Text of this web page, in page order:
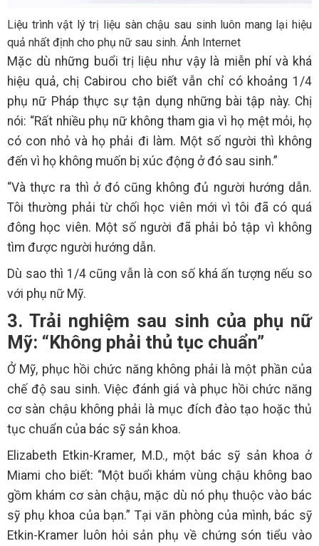
Liệu trình vật lý trị liệu sàn chậu sau sinh luôn mang lại hiệu
quả nhất định cho phụ nữ sau sinh. Ảnh Internet
Mặc dù những buổi trị liệu như vậy là miễn phí và khá
hiệu quả, chị Cabirou cho biết vẫn chỉ có khoảng 1/4
phụ nữ Pháp thực sự tận dụng những bài tập này. Chị
nói: “Rất nhiều phụ nữ không tham gia vì họ mệt mỏi, họ
có con nhỏ và họ phải đi làm. Một số người thì không
đến vì họ không muốn bị xúc động ở đó sau sinh.”
“Và thực ra thì ở đó cũng không đủ người hướng dẫn.
Tôi thường phải từ chối học viên mới vì tôi đã có quá
đông học viên. Một số người đã phải bỏ tập vì không
tìm được người hướng dẫn.
Dù sao thì 1/4 cũng vẫn là con số khá ấn tượng nếu so
với phụ nữ Mỹ.
3. Trải nghiệm sau sinh của phụ nữ
Mỹ: “Không phải thủ tục chuẩn”
Ở Mỹ, phục hồi chức năng không phải là một phần của
chế độ sau sinh. Việc đánh giá và phục hồi chức năng
cơ sàn chậu không phải là mục đích đào tạo hoặc thủ
tục chuẩn của bác sỹ sản khoa.
Elizabeth Etkin-Kramer, M.D., một bác sỹ sản khoa ở
Miami cho biết: “Một buổi khám vùng chậu không bao
gồm khám cơ sàn chậu, mặc dù nó phụ thuộc vào bác
sỹ phụ khoa của bạn.” Tại văn phòng của mình, bác sỹ
Etkin-Kramer luôn hỏi sản phụ về chứng són tiểu vào